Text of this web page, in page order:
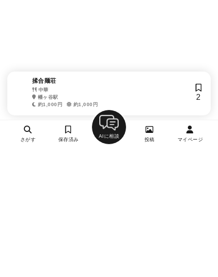
揉合麺荘
中華
幡ヶ谷駅
約1,000円
約1,000円
2
さがす 保存済み
AIに相談
投稿 マイページ